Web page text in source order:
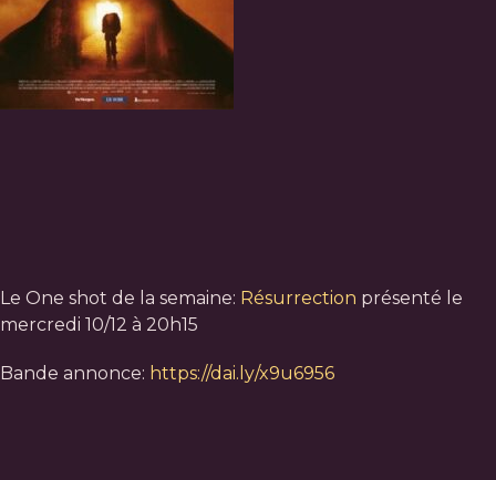
Le One shot de la semaine: Résurrection présenté le
mercredi 10/12 à 20h15
Bande annonce: https://dai.ly/x9u6956